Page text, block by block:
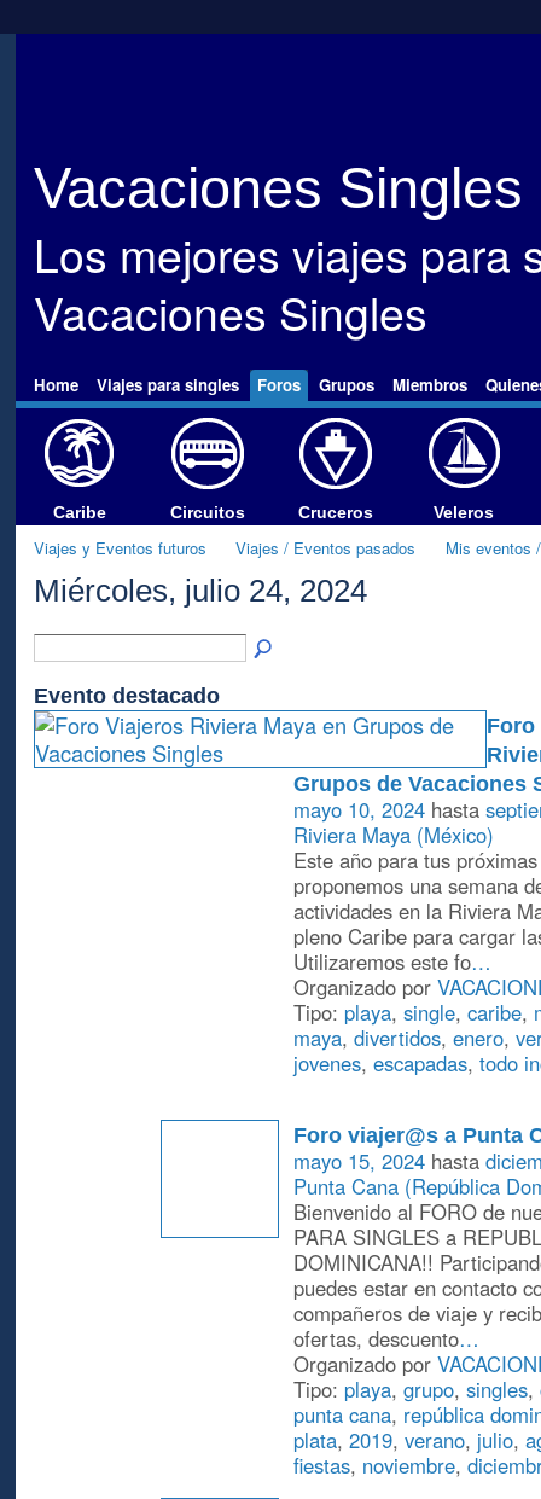
Vacaciones Singles
Los mejores viajes para
Vacaciones Singles
Home Viajes para singles Foros Grupos Miembros
Caribe Circuitos Cruceros Veleros
Viajes y Eventos futuros Viajes / Eventos pasados Mis eventos
Miércoles, julio 24, 2024
Evento destacado
Foro
Grupos de Vacaciones
mayo 10, 2024hasta
Riviera Maya (México)
Este año para tus
proponemos una semana
actividades en la Riviera
pleno Caribe para cargar
Utilizaremos este fo…
Organizado por
Tipo: playa, single, caribe,
maya, divertidos, enero,
jovenes, escapadas, todo
Foro viajer@s a Punta
mayo 15, 2024hasta
Punta Cana (República
Bienvenido al FORO de
PARA SINGLES a
DOMINICANA!!
puedes estar en contacto
compañeros de viaje y
ofertas, descuento…
Organizado por
Tipo: playa, grupo, singles,
punta cana, república
plata, 2019, verano, julio,
fiestas, noviembre,